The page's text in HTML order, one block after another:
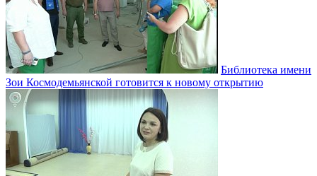
Библиотека имени
Зои Космодемьянской готовится к новому открытию